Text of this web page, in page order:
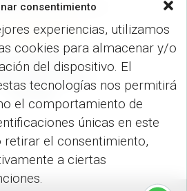
consentimiento
experiencias, utilizamos
cookies para almacenar y/o
del dispositivo. El
tecnologías nos permitirá
el comportamiento de
únicas en este
el consentimiento,
a ciertas
(MALETINES Y
MORRALES)
Backpack
Urban Travel